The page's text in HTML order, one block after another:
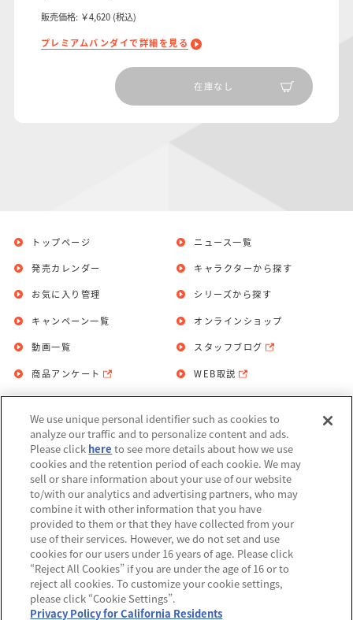
販売価格: ￥4,620 (税込)
プレミアムバンダイで詳細を見る
在庫なし
トップページ
発売カレンダー
お気に入り管理
ニュース一覧
キャラクターから探す
シリーズから探す
キャンペーン一覧
動画一覧
商品アンケート
オンラインショップ
スタッフブログ
WEB取説
お問い合わせ 個人情報保護方針
利用規約
Do Not Sell or Share My Personal
Information
アレルギー情報
©BANDAI
We use unique personal identifier such as cookies to
analyze our traffic and to personalize content and ads.
Please click here to see more details about how we use
cookies and the retention period of each cookie. We may
sell or share information about your use of our website
to/with our analytics and advertising partners, who may
combine it with other information that you have
provided to them or that they have collected from your
use of their services. However, we do not set and use
cookies for our users under 16 years of age. Please click
“Reject All Cookies” if you are under the age of 16 or to
reject all cookies. To customize your cookie settings,
please click “Cookie Settings”.
Privacy Policy for California Residents